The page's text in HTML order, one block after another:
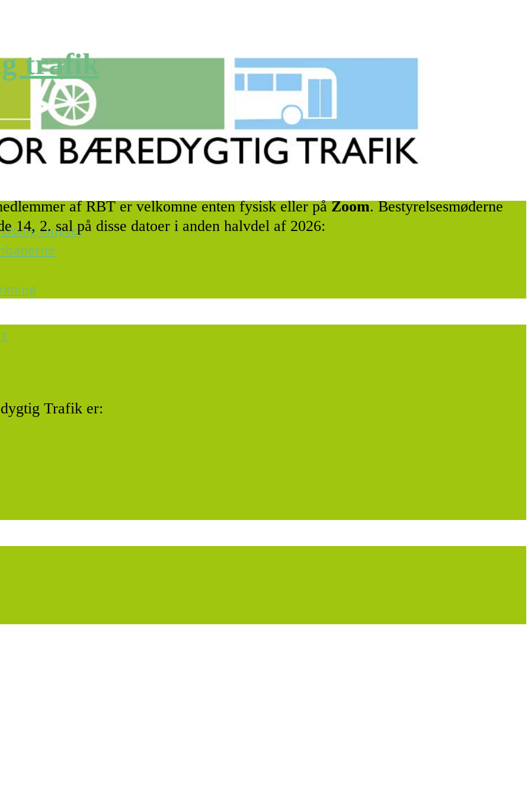
trafik
Ringvej
af RBT er velkomne enten fysisk eller påZoom. Bestyrelsesmøderne
14, 2. sal på disse datoer i anden halvdel af 2026:
Trafik er: